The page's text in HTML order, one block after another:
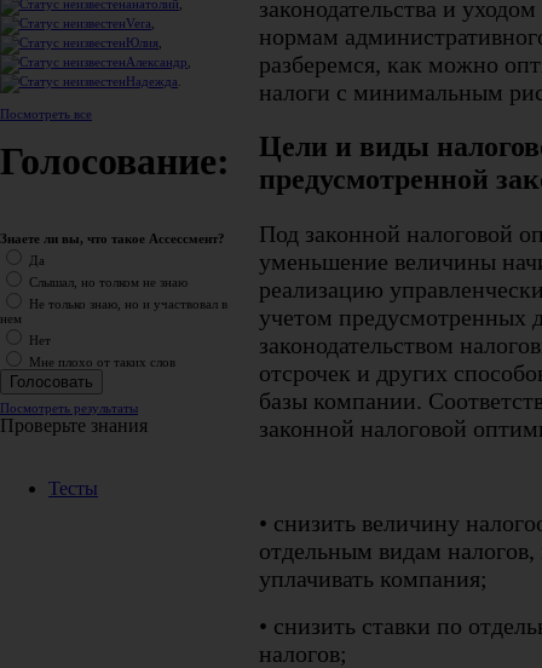
анатолий
Vera
Юлия
Александр
Надежда
Посмотреть все
Голосование:
Знаете ли вы, что такое Ассессмент?
Да
Слышал, но толком не знаю
Не только знаю, но и участвовал в
нем
Нет
Мне плохо от таких слов
Посмотреть результаты
Проверьте знания
Тесты
законодательства и
нормам
разберемся, как можно
налоги с минимальным
Цели и виды
предусмотренной
Под законной налоговой
уменьшение величины
реализацию
учетом предусмотренных
законодательством
отсрочек и других
базы компании.
законной налоговой
• снизить величину
отдельным видам
уплачивать компания;
• снизить ставки по
налогов;